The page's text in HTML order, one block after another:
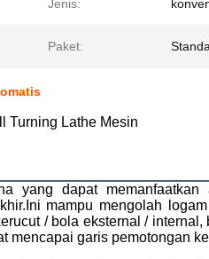
Jenis:
Paket:
Turning Lathe Mesin
yang dapat
mampu mengolah
/ bola eksternal /
mencapai garis pemotongan